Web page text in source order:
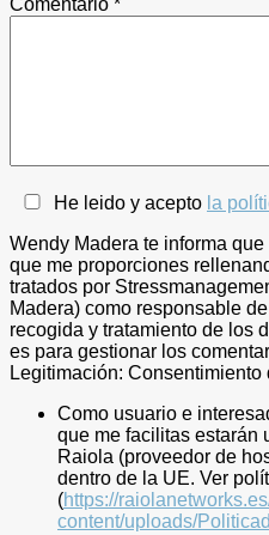
Comentario *
He leido y acepto la
Wendy Madera te informa
que me proporciones
tratados por
Madera) como responsable
recogida y tratamiento de los
es para gestionar los
Legitimación: Consentimiento
Como usuario e
que me facilitas estarán
Raiola (proveedor de
dentro de la UE. Ver
(https://
content/uploads/